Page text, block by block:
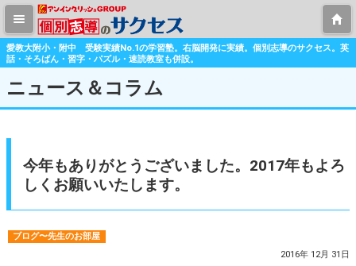
愛教大附小・附中 受験実績No.1の学習塾。右脳開発に実績。個別志導のサクセス。英
話・そろばん・習字・パズル・速読教室も併設。
ニュース＆コラム
今年もありがとうございました。2017年もよろ
しくお願いいたします。
ブログ〜先生のお部屋
2016年 12月 31日